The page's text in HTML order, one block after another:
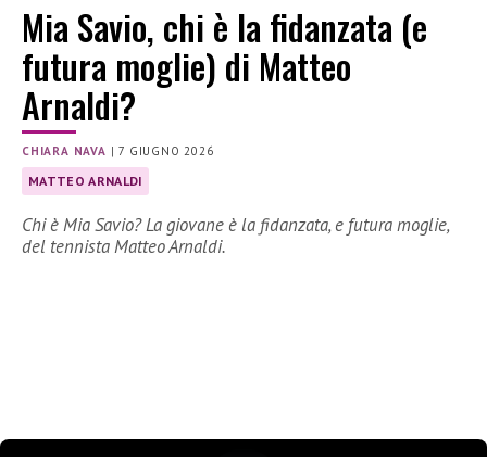
Mia Savio, chi è la fidanzata (e
futura moglie) di Matteo
Arnaldi?
CHIARA NAVA |7 GIUGNO 2026
MATTEO ARNALDI
Chi è Mia Savio? La giovane è la fidanzata, e futura moglie,
del tennista Matteo Arnaldi.